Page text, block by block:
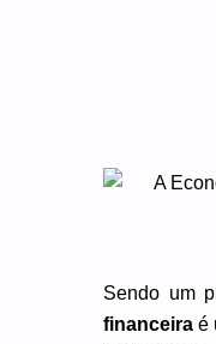
Sendo um
financeira é